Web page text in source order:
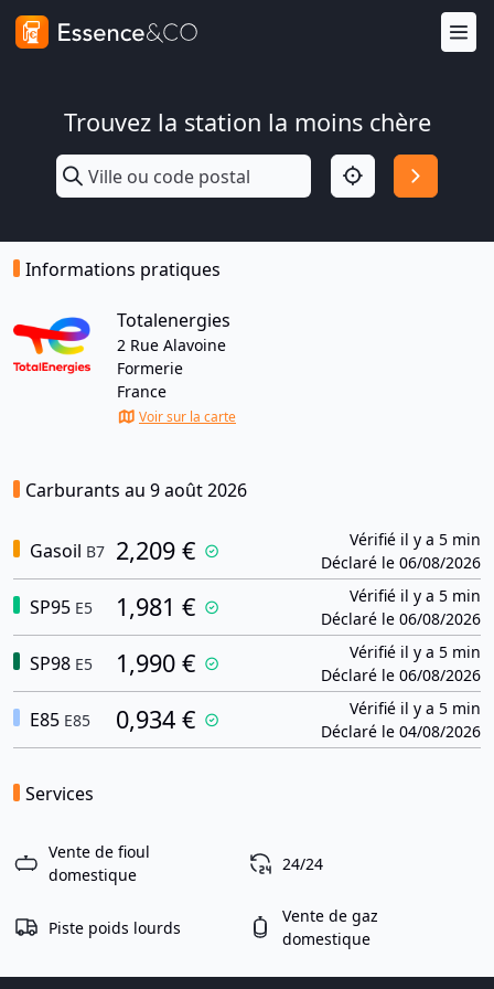
Trouvez la station la moins chère
Informations pratiques
Totalenergies
2 Rue Alavoine
Formerie
France
Voir sur la carte
Carburants au 9 août 2026
Gasoil B7 2,209 €
Vérifié il y a 5 min
Déclaré le 06/08/2026
SP95 E5 1,981 €
Vérifié il y a 5 min
Déclaré le 06/08/2026
SP98 E5 1,990 €
Vérifié il y a 5 min
Déclaré le 06/08/2026
E85 E85 0,934 €
Vérifié il y a 5 min
Déclaré le 04/08/2026
Services
Vente de fioul
domestique
24/24
Piste poids lourds
Vente de gaz
domestique